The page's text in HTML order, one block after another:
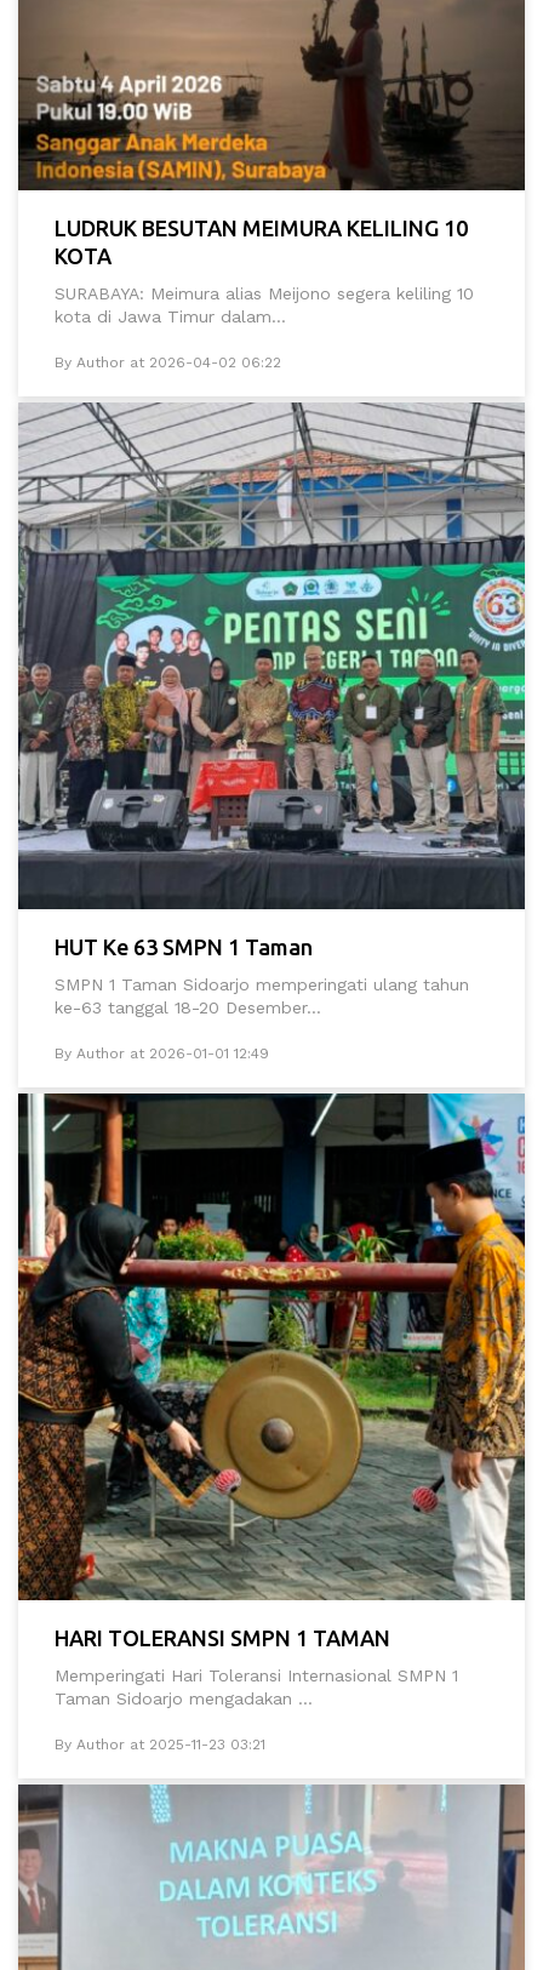
LUDRUK BESUTAN MEIMURA KELILING 10
KOTA
SURABAYA: Meimura alias Meijono segera keliling 10
kota di Jawa Timur dalam...
By Author at 2026-04-02 06:22
HUT Ke 63 SMPN 1 Taman
SMPN 1 Taman Sidoarjo memperingati ulang tahun
ke-63 tanggal 18-20 Desember...
By Author at 2026-01-01 12:49
HARI TOLERANSI SMPN 1 TAMAN
Memperingati Hari Toleransi Internasional SMPN 1
Taman Sidoarjo mengadakan ...
By Author at 2025-11-23 03:21